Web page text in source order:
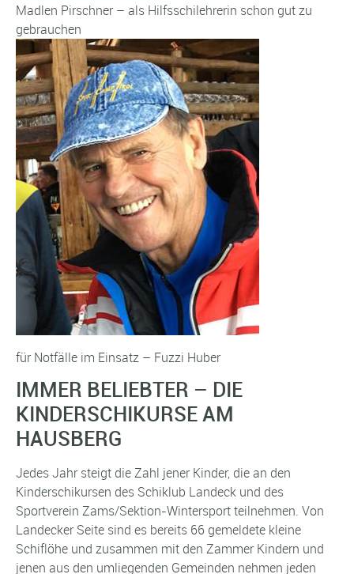
Madlen Pirschner – als Hilfsschilehrerin schon gut zu
gebrauchen
für Notfälle im Einsatz – Fuzzi Huber
IMMER BELIEBTER – DIE
KINDERSCHIKURSE AM
HAUSBERG
Jedes Jahr steigt die Zahl jener Kinder, die an den
Kinderschikursen des Schiklub Landeck und des
Sportverein Zams/Sektion-Wintersport teilnehmen. Von
Landecker Seite sind es bereits 66 gemeldete kleine
Schiflöhe und zusammen mit den Zammer Kindern und
jenen aus den umliegenden Gemeinden nehmen jeden